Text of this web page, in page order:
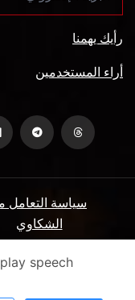
رأيك يهمنا
أراء المستخدمين
سياسة التعامل
الشكاوي
ميثاق المتعاملين
speech